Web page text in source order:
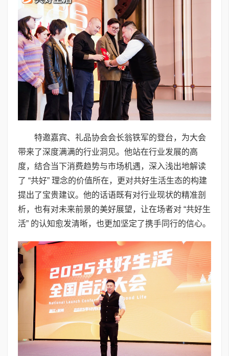
特邀嘉宾、礼品协会会长翁铁军的登台，为大会
带来了深度满满的行业洞见。他站在行业发展的高
度，结合当下消费趋势与市场机遇，深入浅出地解读
了 “共好” 理念的价值所在，更对共好生活生态的构建
提出了宝贵建议。他的话语既有对行业现状的精准剖
析，也有对未来前景的美好展望，让在场者对 “共好生
活” 的认知愈发清晰，也更加坚定了携手同行的信心。